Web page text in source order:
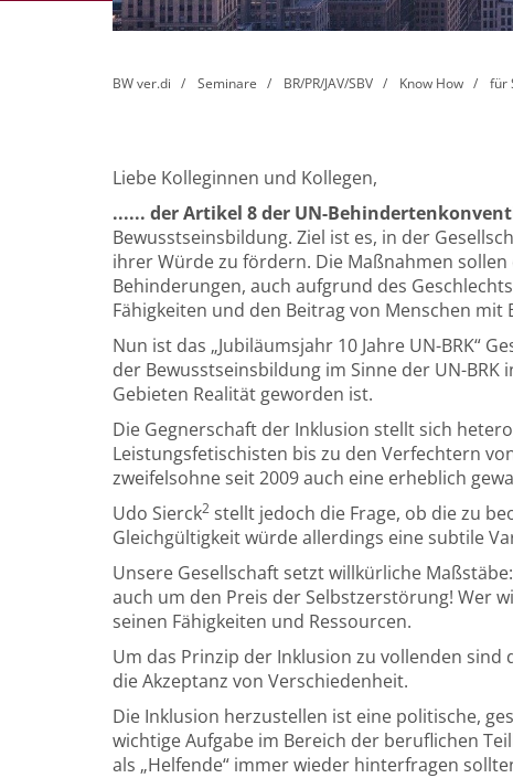
BW ver.di Seminare BR/PR/JAV/SBV Know How für
Liebe Kolleginnen und Kollegen,
...... der Artikel 8 der UN-
Bewusstseinsbildung. Ziel ist es, in der
ihrer Würde zu fördern. Die Maßnahmen
Behinderungen, auch aufgrund des
Fähigkeiten und den Beitrag von Menschen
Nun ist das „Jubiläumsjahr 10 Jahre UN-BRK“
der Bewusstseinsbildung im Sinne der UN-
Gebieten Realität geworden ist.
Die Gegnerschaft der Inklusion stellt sich
Leistungsfetischisten bis zu den Verfechtern
zweifelsohne seit 2009 auch eine erheblich
Udo Sierck2 stellt jedoch die Frage, ob die zu
Gleichgültigkeit würde allerdings eine subtile
Unsere Gesellschaft setzt willkürliche
auch um den Preis der Selbstzerstörung! Wer
seinen Fähigkeiten und Ressourcen.
Um das Prinzip der Inklusion zu vollenden
die Akzeptanz von Verschiedenheit.
Die Inklusion herzustellen ist eine politische,
wichtige Aufgabe im Bereich der beruflichen
als „Helfende“ immer wieder hinterfragen